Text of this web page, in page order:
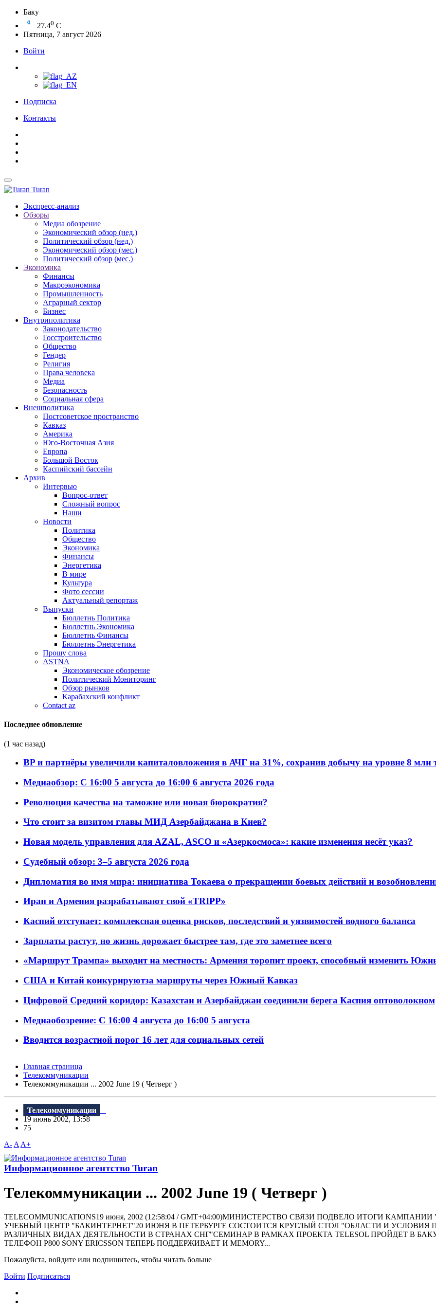
Баку
27.40 C
Пятница, 7 август 2026
Войти
Подписка
Контакты
Turan
Экспресс-анализ
Обзоры
Медиа обозрение
Экономический обзор (нед.)
Политический обзор (нед.)
Экономический обзор (мес.)
Политический обзор (мес.)
Экономика
Финансы
Макроэкономика
Промышленность
Аграрный сектор
Бизнес
Внутриполитика
Законодательство
Госстроительство
Общество
Гендер
Религия
Права человека
Медиа
Безопасность
Социальная сфера
Внешполитика
Постсоветское пространство
Кавказ
Америка
Юго-Восточная Азия
Европа
Большой Восток
Каспийский бассейн
Архив
Интервью
Вопрос-ответ
Сложный вопрос
Наши
Новости
Политика
Общество
Экономика
Финансы
Энергетика
В мире
Культура
Фото сессии
Актуальный репортаж
Выпуски
Бюллетнь Политика
Бюллетнь Экономика
Бюллетнь Финансы
Бюллетнь Энергетика
Прошу слова
ASTNA
Экономическое обозрение
Политический Мониторинг
Обзор рынков
Карабахский конфликт
Contact az
Последнее обновление
(1 час назад)
BP и партнёры увеличили капиталовложения в АЧГ на 31%, сохранив добычу на уровне 8 млн
Медиаобзор: С 16:00 5 августа до 16:00 6 августа 2026 года
Революция качества на таможне или новая бюрократия?
Что стоит за визитом главы МИД Азербайджана в Киев?
Новая модель управления для AZAL, ASCO и «Азеркосмоса»: какие изменения несёт указ?
Судебный обзор: 3–5 августа 2026 года
Дипломатия во имя мира: инициатива Токаева о прекращении боевых действий и
Иран и Армения разрабатывают свой «TRIPP»
Каспий отступает: комплексная оценка рисков, последствий и уязвимостей водного баланса
Зарплаты растут, но жизнь дорожает быстрее там, где это заметнее всего
«Маршрут Трампа» выходит на местность: Армения торопит проект, способный изменить
США и Китай конкурируютза маршруты через Южный Кавказ
Цифровой Средний коридор: Казахстан и Азербайджан соединили берега Каспия оптоволокном
Медиаобозрение: С 16:00 4 августа до 16:00 5 августа
Вводится возрастной порог 16 лет для социальных сетей
Главная страница
Телекоммуникации
Телекоммуникации ... 2002 June 19 ( Четверг )
Телекоммуникации
19 июнь 2002, 13:58
75
A- A A+
Информационное агентство Turan
Телекоммуникации ... 2002 June 19 ( Четверг )
TELECOMMUNICATIONS19 июня, 2002 (12:58:04 / GMT+04:00)МИНИСТЕРСТВО СВЯЗИ ПОДВЕЛО ИТОГИ
УЧЕБНЫЙ ЦЕНТР "БАКИНТЕРНЕТ"20 ИЮНЯ В ПЕТЕРБУРГЕ СОСТОИТСЯ КРУГЛЫЙ СТОЛ "ОБЛАСТИ И
РАЗЛИЧНЫХ ВИДАХ ДЕЯТЕЛЬНОСТИ В СТРАНАХ СНГ"СЕМИНАР В РАМКАХ ПРОЕКТА TELESOL ПРОЙДЕТ В
ТЕЛЕФОН P800 SONY ERICSSON ТЕПЕРЬ ПОДДЕРЖИВАЕТ И MEMORY...
Пожалуйста, войдите или подпишитесь, чтобы читать больше
Войти Подписаться